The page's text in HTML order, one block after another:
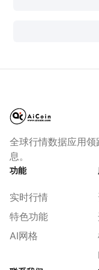
全球行情数据应用
息。
功能
实时行情
特色功能
AI网格